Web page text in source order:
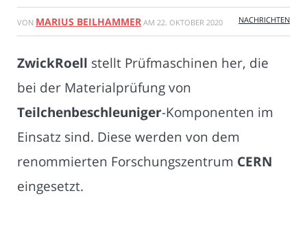
VON MARIUS BEILHAMMER AM 22. OKTOBER 2020 NACHRICHTEN
ZwickRoell stellt Prüfmaschinen her, die
bei der Materialprüfung von
Teilchenbeschleuniger-Komponenten im
Einsatz sind. Diese werden von dem
renommierten Forschungszentrum CERN
eingesetzt.